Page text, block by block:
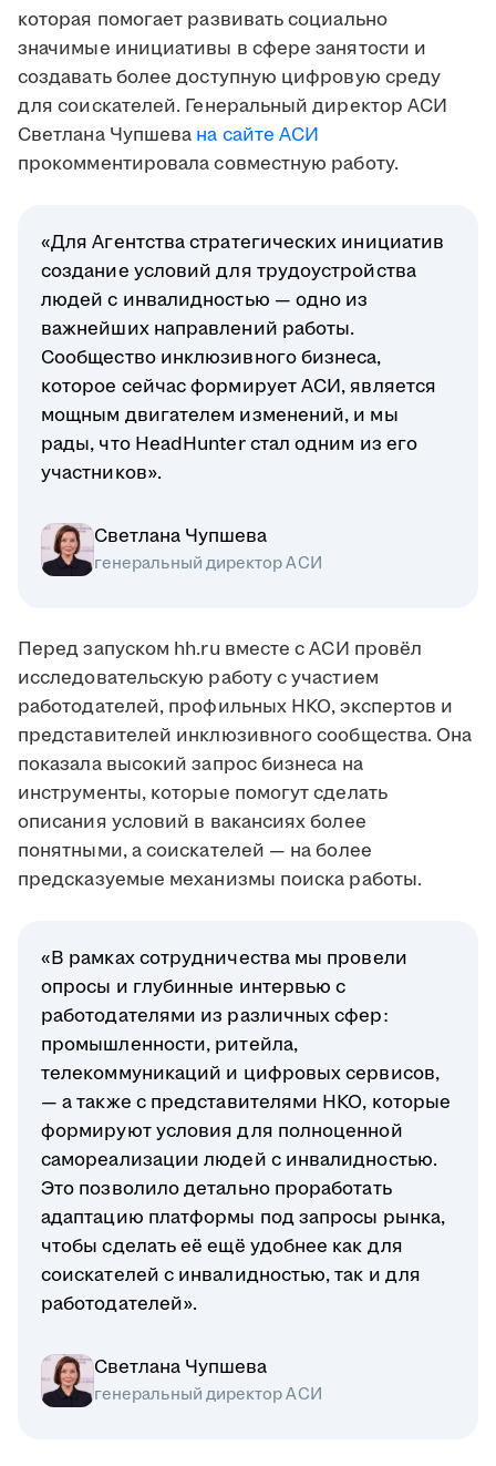
которая помогает развивать социально
значимые инициативы в сфере занятости и
создавать более доступную цифровую среду
для соискателей. Генеральный директор АСИ
Светлана Чупшева на сайте АСИ
прокомментировала совместную работу.
«Для Агентства стратегических инициатив
создание условий для трудоустройства
людей с инвалидностью — одно из
важнейших направлений работы.
Сообщество инклюзивного бизнеса,
которое сейчас формирует АСИ, является
мощным двигателем изменений, и мы
рады, что HeadHunter стал одним из его
участников».
Светлана Чупшева
генеральный директор АСИ
Перед запуском hh.ru вместе с АСИ провёл
исследовательскую работу с участием
работодателей, профильных НКО, экспертов и
представителей инклюзивного сообщества. Она
показала высокий запрос бизнеса на
инструменты, которые помогут сделать
описания условий в вакансиях более
понятными, а соискателей — на более
предсказуемые механизмы поиска работы.
«В рамках сотрудничества мы провели
опросы и глубинные интервью с
работодателями из различных сфер:
промышленности, ритейла,
телекоммуникаций и цифровых сервисов,
— а также с представителями НКО, которые
формируют условия для полноценной
самореализации людей с инвалидностью.
Это позволило детально проработать
адаптацию платформы под запросы рынка,
чтобы сделать её ещё удобнее как для
соискателей с инвалидностью, так и для
работодателей».
Светлана Чупшева
генеральный директор АСИ